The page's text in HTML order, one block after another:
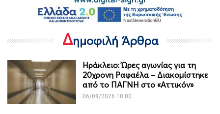
Δημοφιλή Άρθρα
Ηράκλειο: Ώρες αγωνίας για τη
20χρονη Ραφαέλα – Διακομίστηκε
από το ΠΑΓΝΗ στο «Αττικόν»
06/08/2026 18:00